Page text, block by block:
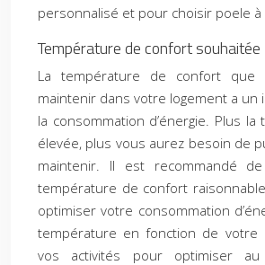
personnalisé et pour choisir poele à
Température de confort souhaitée
La température de confort que
maintenir dans votre logement a un
la consommation d’énergie. Plus
élevée, plus vous aurez besoin de
maintenir. Il est recommandé
température de confort
optimiser votre consommation
température en fonction de votre
vos activités pour optimiser au